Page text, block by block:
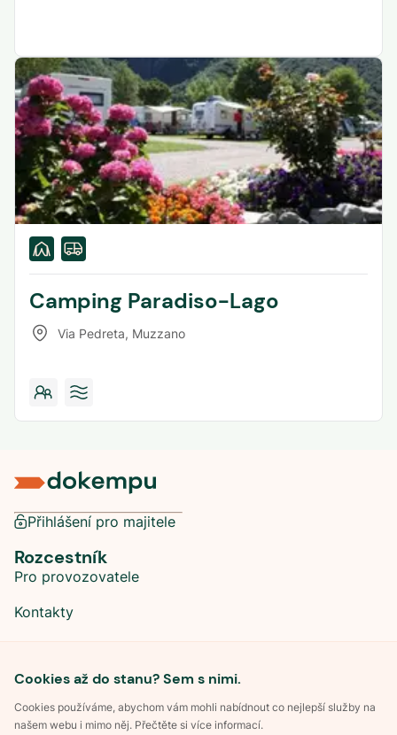
Camping Paradiso-Lago
Via Pedreta, Muzzano
Cookies až do stanu? Sem s nimi.
Cookies používáme, abychom vám mohli nabídnout co nejlepší služby na
našem webu i mimo něj. Přečtěte si více informací.
Přihlášení pro majitele
Rozcestník
Pro provozovatele
Kontakty